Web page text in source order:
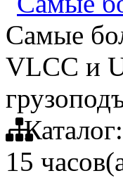
Самые
VLCC и
Каталог:
15